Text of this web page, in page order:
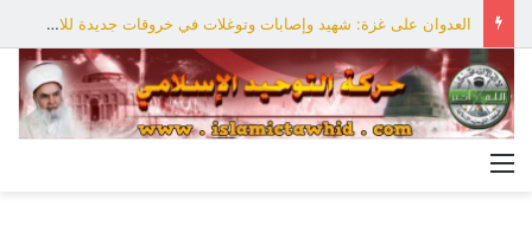
العدوان على غزة: شهيد وإصابات وتوغلات في خروقات جديدة للاحتلال